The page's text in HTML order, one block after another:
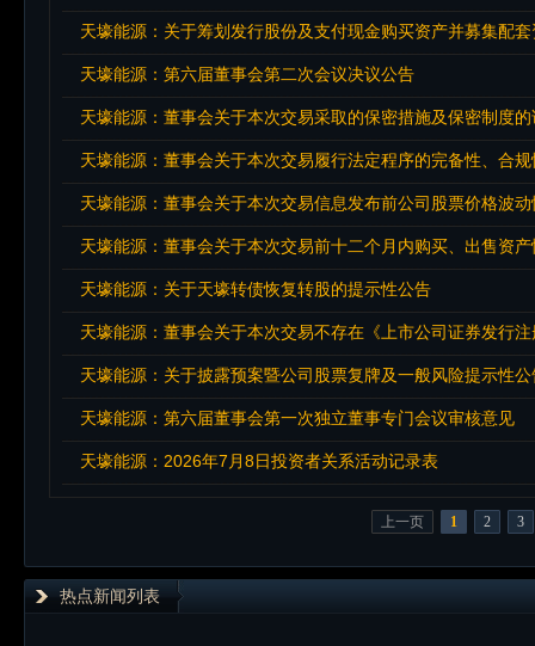
天壕能源：第六届董事会第二次会议决议公告
天壕能源：董事会关于本次交易采取的保密措施及保密制度的
天壕能源：董事会关于本次交易履行法定程序的完备性、合
天壕能源：董事会关于本次交易信息发布前公司股票价格波
天壕能源：董事会关于本次交易前十二个月内购买、出售资
天壕能源：关于天壕转债恢复转股的提示性公告
天壕能源：关于披露预案暨公司股票复牌及一般风险提示性公
天壕能源：第六届董事会第一次独立董事专门会议审核意见
天壕能源：2026年7月8日投资者关系活动记录表
上一页 1 2 3
热点新闻列表